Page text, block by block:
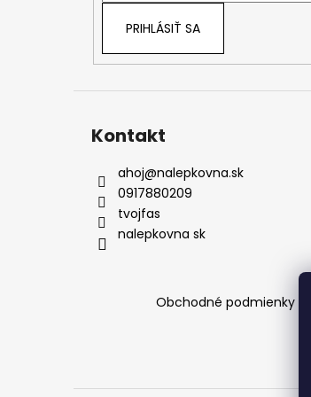
PRIHLÁSIŤ SA
Kontakt
ahoj@nalepkovna.sk
0917880209
tvojfas
nalepkovna sk
Obchodné podmienky